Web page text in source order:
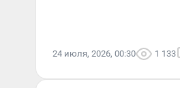
24 июля, 2026, 00:30 1 133